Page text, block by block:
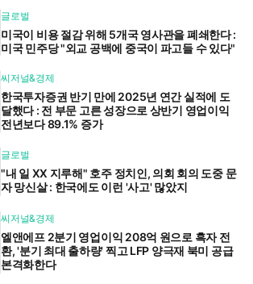
글로벌
미국이 비용 절감 위해 5개국 영사관을 폐쇄한다 :
미국 민주당 "외교 공백에 중국이 파고들 수 있다"
씨저널&경제
한국투자증권 반기 만에 2025년 연간 실적에 도
달했다 : 전 부문 고른 성장으로 상반기 영업이익
전년보다 89.1% 증가
글로벌
"내 일 XX 지루해" 호주 정치인, 의회 회의 도중 문
자 망신살 : 한국에도 이런 '사고' 많았지
씨저널&경제
엘앤에프 2분기 영업이익 208억 원으로 흑자 전
환, '분기 최대 출하량' 찍고 LFP 양극재 북미 공급
본격화한다